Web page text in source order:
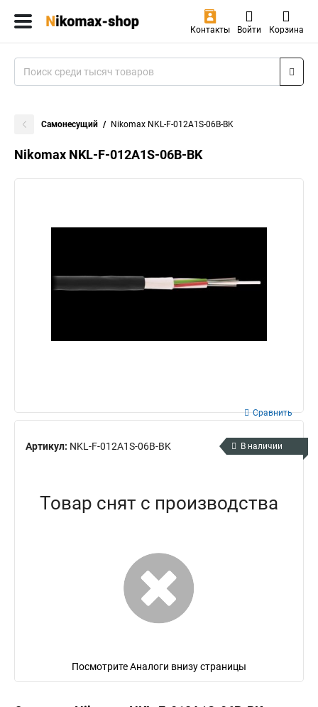
Контакты Войти Корзина
Самонесущий Nikomax NKL-F-012A1S-06B-BK
Nikomax NKL-F-012A1S-06B-BK
Артикул: NKL-F-012A1S-06B-BK
Сравнить
В наличии
Товар снят с производства
Посмотрите Аналоги внизу страницы